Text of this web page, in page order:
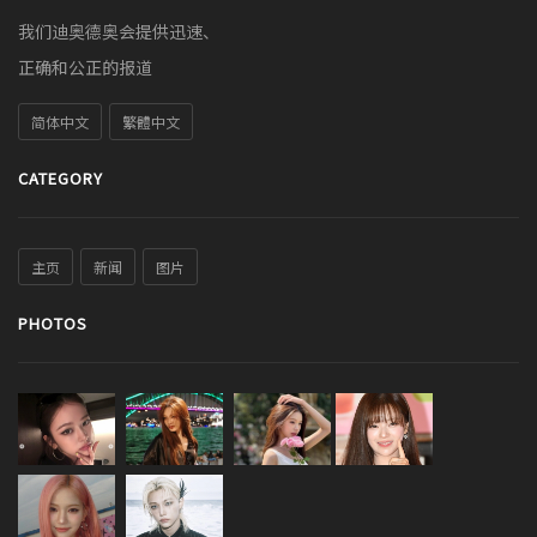
我们迪奥德奥会提供迅速、
正确和公正的报道
简体中文 繁體中文
CATEGORY
主页 新闻 图片
PHOTOS